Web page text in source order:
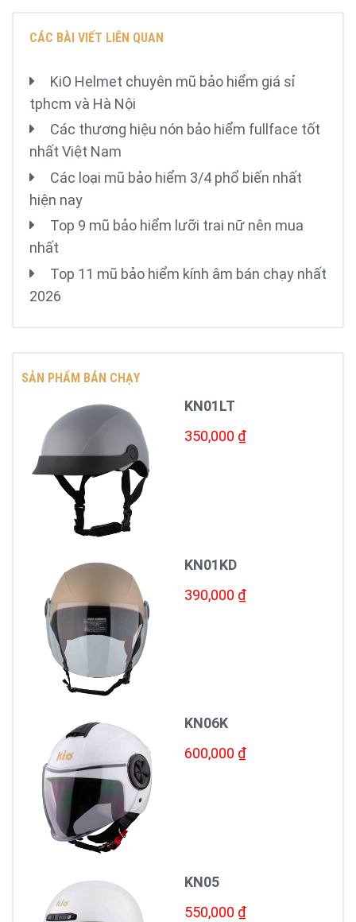
CÁC BÀI VIẾT LIÊN QUAN
KiO Helmet chuyên mũ bảo hiểm giá sỉ
tphcm và Hà Nội
Các thương hiệu nón bảo hiểm fullface tốt
nhất Việt Nam
Các loại mũ bảo hiểm 3/4 phổ biến nhất
hiện nay
Top 9 mũ bảo hiểm lưỡi trai nữ nên mua
nhất
Top 11 mũ bảo hiểm kính âm bán chạy nhất
2026
SẢN PHẨM BÁN CHẠY
KN01LT
350,000 ₫
KN01KD
390,000 ₫
KN06K
600,000 ₫
KN05
550,000 ₫